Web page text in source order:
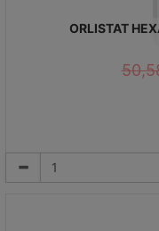
ORLISTAT